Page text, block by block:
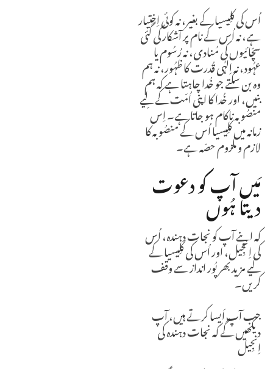
اُس کی کلِیسیا کے بغیر، نہ کوئی اِختیار
ہے، نہ اُس کے نام پر آشکار کی گئی
سچّائیوں کی مُنادی، نہ رُسُوم یا
عہُود، نہ اِلہٰی قُدرت کا ظہُور،نہ ہم
وہ بن سکتے جو خُدا چاہتا ہے کہ ہم
بنیں، اور خُدا کا اپنی اُمّت کے لِیے
منصُوبہ ناکام ہو جاتا ہے۔ اِس
زمانہ میں کلِیسیا اُس کے منصُوبہ کا
لازم و ملزوم حصّہ ہے۔
مَیں آپ کو دعوت
دیتا ہُوں
کہ اپنے آپ کو نجات دہندہ، اُس
کی اِنجِیل، اور اُس کی کلِیسیا کے
لیے مزید بھرپُور انداز سے وقف
کریں۔
جب آپ اَیسا کرتے ہیں، آپ
دیکھیں گے کہ نجات دہندہ کی
اِنجِیل